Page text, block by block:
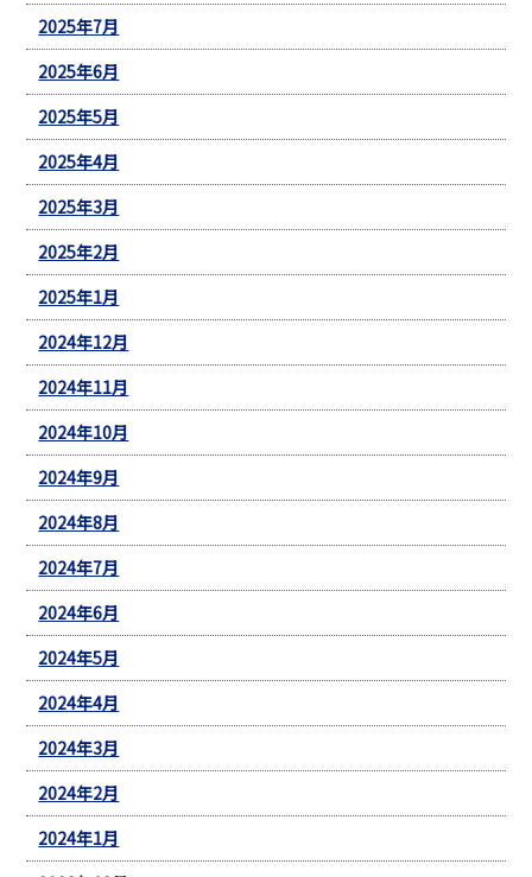
2025年7月
2025年6月
2025年5月
2025年4月
2025年3月
2025年2月
2025年1月
2024年12月
2024年11月
2024年10月
2024年9月
2024年8月
2024年7月
2024年6月
2024年5月
2024年4月
2024年3月
2024年2月
2024年1月